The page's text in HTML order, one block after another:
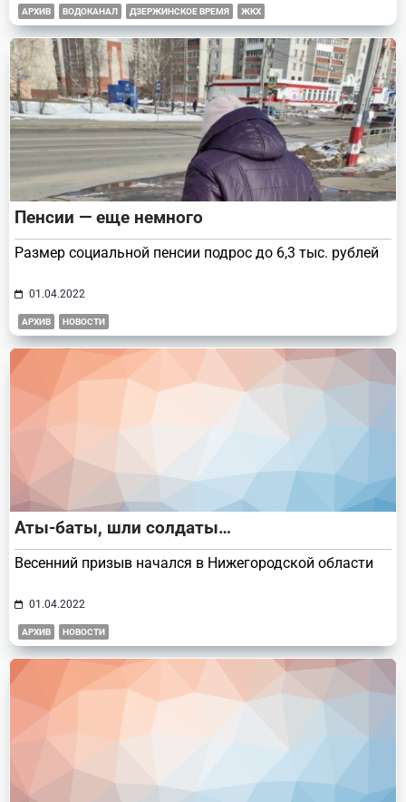
АРХИВ ВОДОКАНАЛ ДЗЕРЖИНСКОЕ ВРЕМЯ ЖКХ
Пенсии — еще немного
Размер социальной пенсии подрос до 6,3 тыс. рублей
01.04.2022
АРХИВ НОВОСТИ
Аты-баты, шли солдаты…
Весенний призыв начался в Нижегородской области
01.04.2022
АРХИВ НОВОСТИ